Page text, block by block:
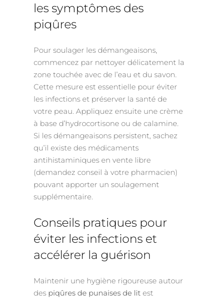
les symptômes des
piqûres
Pour soulager les démangeaisons,
commencez par nettoyer délicatement la
zone touchée avec de l’eau et du savon.
Cette mesure est essentielle pour éviter
les infections et préserver la santé de
votre peau. Appliquez ensuite une crème
à base d’hydrocortisone ou de calamine.
Si les démangeaisons persistent, sachez
qu’il existe des médicaments
antihistaminiques en vente libre
(demandez conseil à votre pharmacien)
pouvant apporter un soulagement
supplémentaire.
Conseils pratiques pour
éviter les infections et
accélérer la guérison
Maintenir une hygiène rigoureuse autour
des piqûres de punaises de lit est